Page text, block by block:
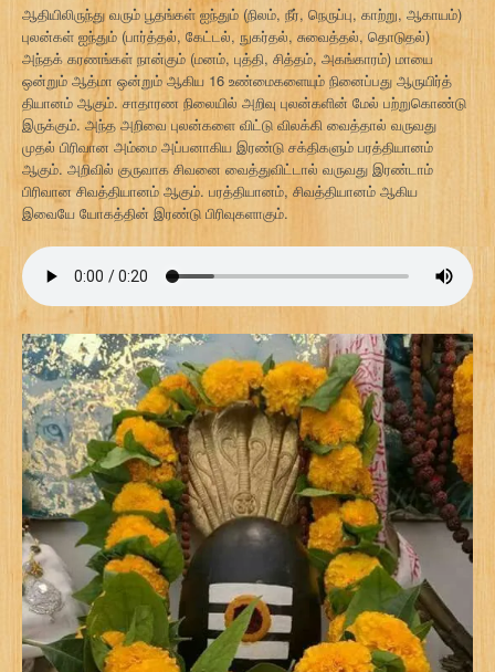
ஆதியிலிருந்து வரும் பூதங்கள் ஐந்தும் (நிலம், நீர், நெருப்பு, காற்று, ஆகாயம்)
புலன்கள் ஐந்தும் (பார்த்தல், கேட்டல், நுகர்தல், சுவைத்தல், தொடுதல்)
அந்தக் கரணங்கள் நான்கும் (மனம், புத்தி, சித்தம், அகங்காரம்) மாயை
ஒன்றும் ஆத்மா ஒன்றும் ஆகிய 16 உண்மைகளையும் நினைப்பது ஆருயிர்த்
தியானம் ஆகும். சாதாரண நிலையில் அறிவு புலன்களின் மேல் பற்றுகொண்டு
இருக்கும். அந்த அறிவை புலன்களை விட்டு விலக்கி வைத்தால் வருவது
முதல் பிரிவான அம்மை அப்பனாகிய இரண்டு சக்திகளும் பரத்தியானம்
ஆகும். அறிவில் குருவாக சிவனை வைத்துவிட்டால் வருவது இரண்டாம்
பிரிவான சிவத்தியானம் ஆகும். பரத்தியானம், சிவத்தியானம் ஆகிய
இவையே யோகத்தின் இரண்டு பிரிவுகளாகும்.